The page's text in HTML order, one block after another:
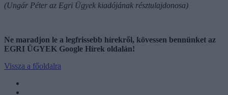
(Ungár Péter az Egri Ügyek kiadójának résztulajdonosa)
Ne maradjon le a legfrissebb hírekről, kövessen bennünket az
EGRI ÜGYEK Google Hírek oldalán!
Vissza a főoldalra